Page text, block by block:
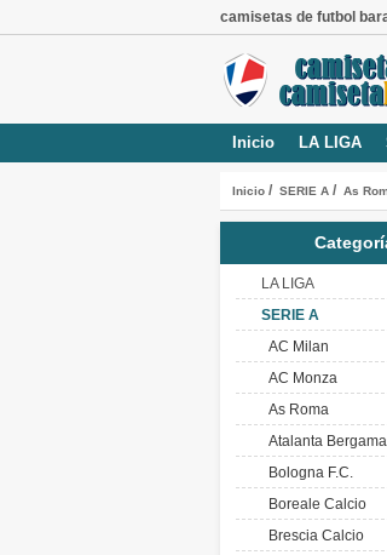
camisetas de futbol
Inicio LA LIGA
Inicio / SERIE A / As
LA LIGA
SERIE A
AC Milan
AC Monza
As Roma
Atalanta
Bologna F.C.
Boreale Calcio
Brescia Calcio